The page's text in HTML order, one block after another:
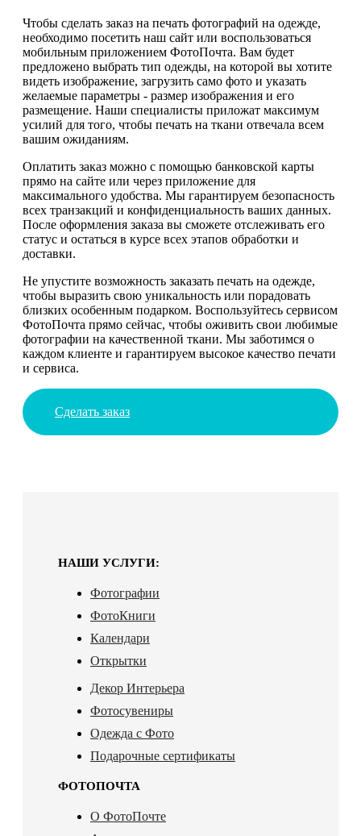
Чтобы сделать заказ на печать фотографий на одежде,
необходимо посетить наш сайт или воспользоваться
мобильным приложением ФотоПочта. Вам будет
предложено выбрать тип одежды, на которой вы хотите
видеть изображение, загрузить само фото и указать
желаемые параметры - размер изображения и его
размещение. Наши специалисты приложат максимум
усилий для того, чтобы печать на ткани отвечала всем
вашим ожиданиям.
Оплатить заказ можно с помощью банковской карты
прямо на сайте или через приложение для
максимального удобства. Мы гарантируем безопасность
всех транзакций и конфиденциальность ваших данных.
После оформления заказа вы сможете отслеживать его
статус и остаться в курсе всех этапов обработки и
доставки.
Не упустите возможность заказать печать на одежде,
чтобы выразить свою уникальность или порадовать
близких особенным подарком. Воспользуйтесь сервисом
ФотоПочта прямо сейчас, чтобы оживить свои любимые
фотографии на качественной ткани. Мы заботимся о
каждом клиенте и гарантируем высокое качество печати
и сервиса.
Сделать заказ
НАШИ УСЛУГИ:
Фотографии
ФотоКниги
Календари
Открытки
Декор Интерьера
Фотосувениры
Одежда с Фото
Подарочные сертификаты
ФОТОПОЧТА
О ФотоПочте